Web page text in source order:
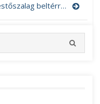
Festőszalag beltérre és kültérre egyaránt
E